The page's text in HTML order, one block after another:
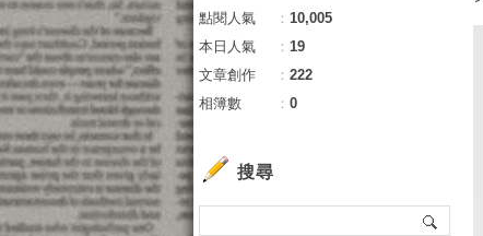
點閱人氣
： 10,005
本日人氣
： 19
文章創作
： 222
相簿數
： 0
搜尋